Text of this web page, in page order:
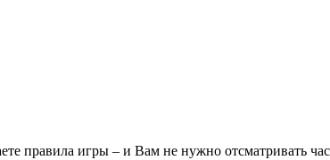
правила игры – и Вам не нужно отсматривать